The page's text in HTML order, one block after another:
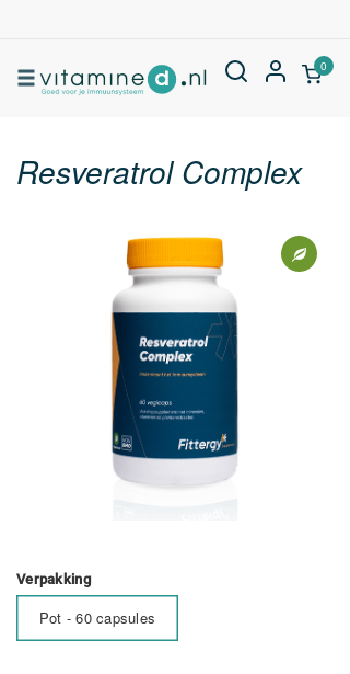
0
Resveratrol Complex
Verpakking
Pot - 60 capsules